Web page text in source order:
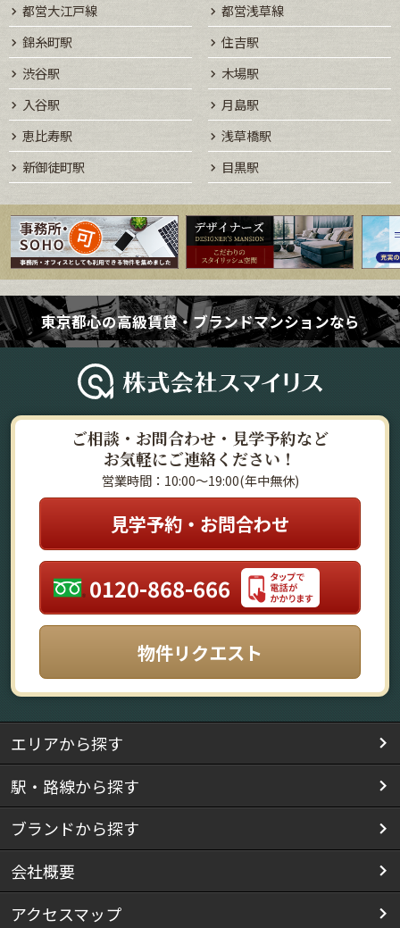
都営大江戸線
都営浅草線
錦糸町駅
住吉駅
渋谷駅
木場駅
入谷駅
月島駅
恵比寿駅
浅草橋駅
新御徒町駅
目黒駅
東京都心の高級賃貸・ブランドマンションなら
ご相談・お問合わせ・見学予約など
お気軽にご連絡ください！
営業時間：10:00～19:00(年中無休)
見学予約・お問合わせ
0120-868-666
物件リクエスト
エリアから探す
駅・路線から探す
ブランドから探す
会社概要
アクセスマップ